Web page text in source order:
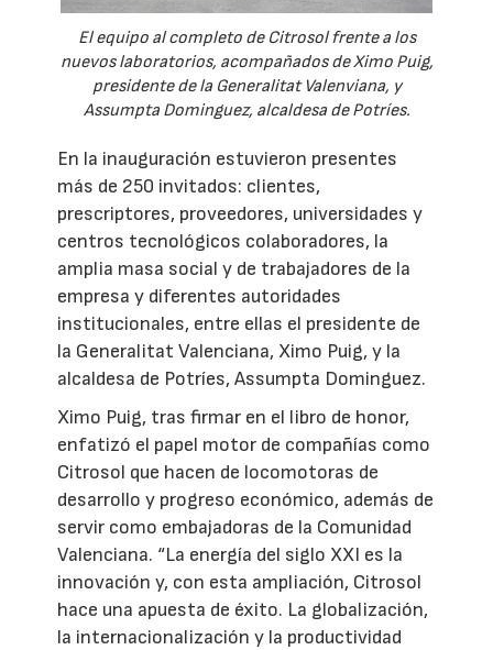
El equipo al completo de Citrosol frente a los
nuevos laboratorios, acompañados de Ximo Puig,
presidente de la Generalitat Valenviana, y
Assumpta Dominguez, alcaldesa de Potríes.
En la inauguración estuvieron presentes
más de 250 invitados: clientes,
prescriptores, proveedores, universidades y
centros tecnológicos colaboradores, la
amplia masa social y de trabajadores de la
empresa y diferentes autoridades
institucionales, entre ellas el presidente de
la Generalitat Valenciana, Ximo Puig, y la
alcaldesa de Potríes, Assumpta Dominguez.
Ximo Puig, tras firmar en el libro de honor,
enfatizó el papel motor de compañías como
Citrosol que hacen de locomotoras de
desarrollo y progreso económico, además de
servir como embajadoras de la Comunidad
Valenciana. “La energía del siglo XXI es la
innovación y, con esta ampliación, Citrosol
hace una apuesta de éxito. La globalización,
la internacionalización y la productividad